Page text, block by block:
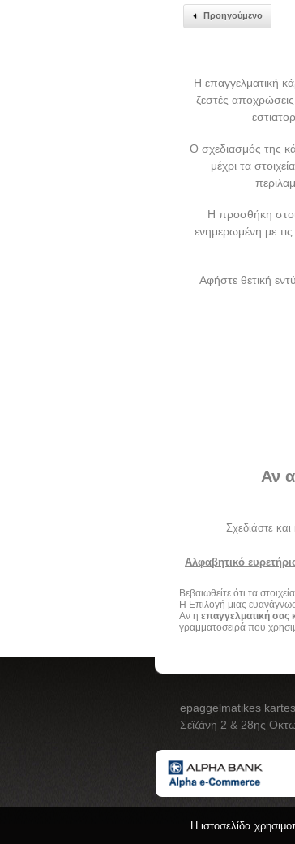
Προηγούμενο
Η επαγγελματική
ζεστές
Ο σχεδιασμός της
μέχρι τα
Η προσθήκη
ενημερωμένη με
Αφήστε θετική
Αν
Σχεδιάστε
Αλφαβητικό
Βεβαιωθείτε ότι τα
Η Επιλογή μιας
Αν η επαγγελματική σας
γραμματοσειρά που
epaggelmatikes
Σεϊζάνη 2 & 28ης
Η ιστοσελίδα